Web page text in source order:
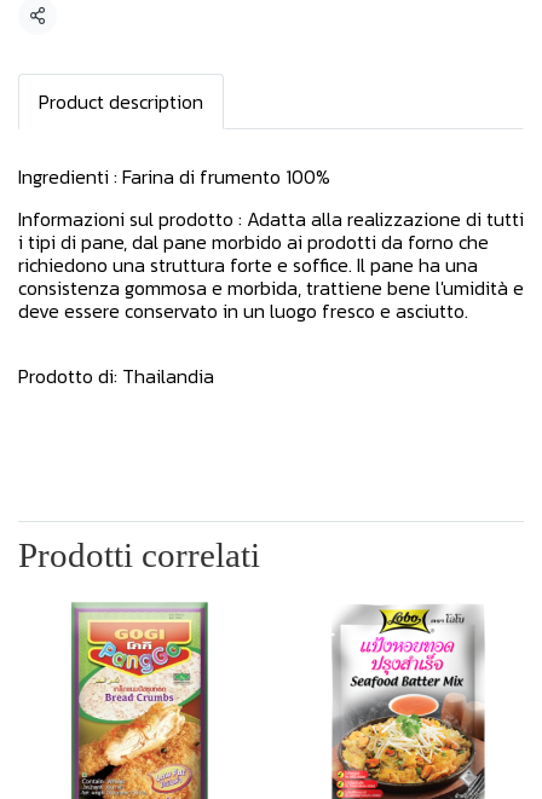
Condividi
Product description
Ingredienti : Farina di frumento 100%
Informazioni sul prodotto : Adatta alla realizzazione di tutti
i tipi di pane, dal pane morbido ai prodotti da forno che
richiedono una struttura forte e soffice. Il pane ha una
consistenza gommosa e morbida, trattiene bene l'umidità e
deve essere conservato in un luogo fresco e asciutto.
Prodotto di: Thailandia
Prodotti correlati